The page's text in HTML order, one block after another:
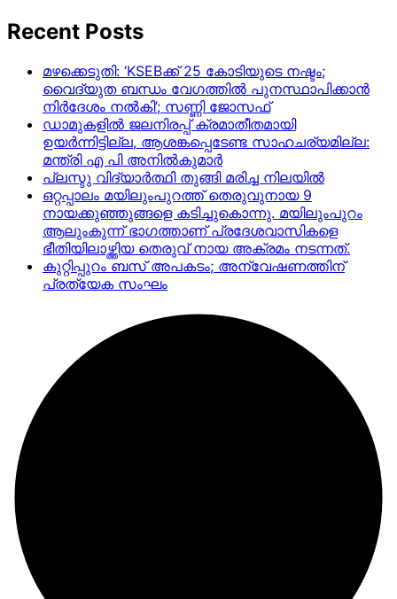
Recent Posts
മഴക്കെടുതി: ‘KSEBക്ക് 25 കോടിയുടെ നഷ്ടം;
വൈദ്യുത ബന്ധം വേഗത്തിൽ പുനസ്ഥാപിക്കാൻ
നിർ​ദേശം നൽകി’; സണ്ണി ജോസഫ്
ഡാമുകളില്‍ ജലനിരപ്പ് ക്രമാതീതമായി
ഉയര്‍ന്നിട്ടില്ല, ആശങ്കപ്പെടേണ്ട സാഹചര്യമില്ല:
മന്ത്രി എ പി അനില്‍കുമാര്‍
പ്ലസ്ടു വിദ്യാർത്ഥി തുങ്ങി മരിച്ച നിലയിൽ
ഒറ്റപ്പാലം മയിലുംപുറത്ത് തെരുവുനായ 9
നായക്കുഞ്ഞുങ്ങളെ കടിച്ചുകൊന്നു. മയിലുംപുറം
ആലുംകുന്ന് ഭാഗത്താണ് പ്രദേശവാസികളെ
ഭീതിയിലാഴ്ത്തിയ തെരുവ് നായ അക്രമം നടന്നത്.
കുറ്റിപ്പുറം ബസ് അപകടം; അന്വേഷണത്തിന്
പ്രത്യേക സംഘം